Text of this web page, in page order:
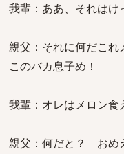
我輩：ああ、それはけ
親父：それに何だこ
このバカ息子め！
我輩：オレはメロン食
親父：何だと？ おめ